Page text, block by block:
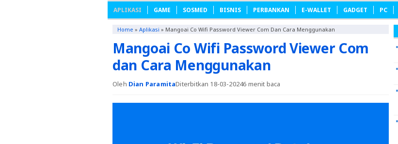
APLIKASI GAME SOSMED BISNIS PERBANKAN E-WALLET GADGET PC
Home » Aplikasi » Mangoai Co Wifi Password Viewer Com Dan Cara Menggunakan
Mangoai Co Wifi Password Viewer Com
dan Cara Menggunakan
Oleh Dian ParamitaDiterbitkan 18-03-20246 menit baca